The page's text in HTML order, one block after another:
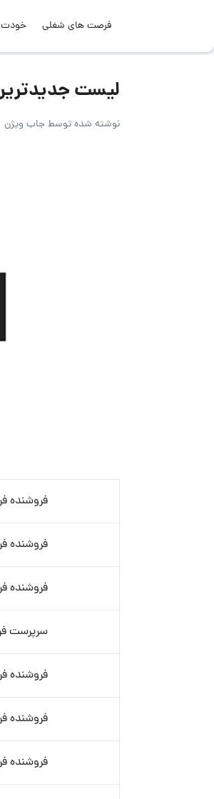
فرصت های شغلی خودت
لیست جدیدترین
نوشته شده توسطجاب ویژن
فروشنده
فروشنده
فروشنده
سرپرست
فروشنده
فروشنده
فروشنده